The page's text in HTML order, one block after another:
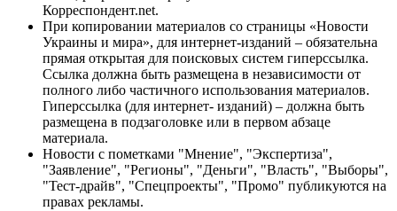
Корреспондент.net.
При копировании материалов со страницы «Новости
Украины и мира», для интернет-изданий – обязательна
прямая открытая для поисковых систем гиперссылка.
Ссылка должна быть размещена в независимости от
полного либо частичного использования материалов.
Гиперссылка (для интернет- изданий) – должна быть
размещена в подзаголовке или в первом абзаце
материала.
Новости с пометками "Мнение", "Экспертиза",
"Заявление", "Регионы", "Деньги", "Власть", "Выборы",
"Тест-драйв", "Спецпроекты", "Промо" публикуются на
правах рекламы.